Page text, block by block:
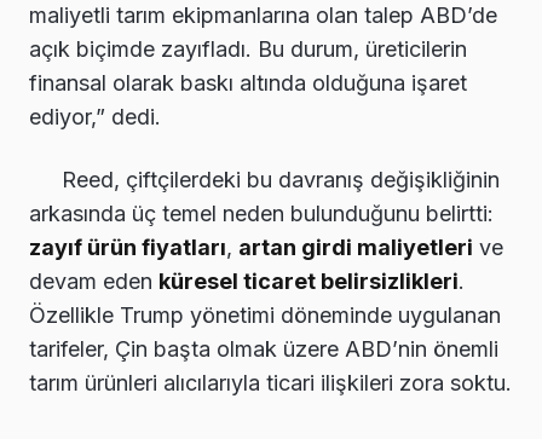
maliyetli tarım ekipmanlarına olan talep ABD’de
açık biçimde zayıfladı. Bu durum, üreticilerin
finansal olarak baskı altında olduğuna işaret
ediyor,” dedi.
Reed, çiftçilerdeki bu davranış değişikliğinin
arkasında üç temel neden bulunduğunu belirtti:
zayıf ürün fiyatları, artan girdi maliyetleri ve
devam eden küresel ticaret belirsizlikleri.
Özellikle Trump yönetimi döneminde uygulanan
tarifeler, Çin başta olmak üzere ABD’nin önemli
tarım ürünleri alıcılarıyla ticari ilişkileri zora soktu.